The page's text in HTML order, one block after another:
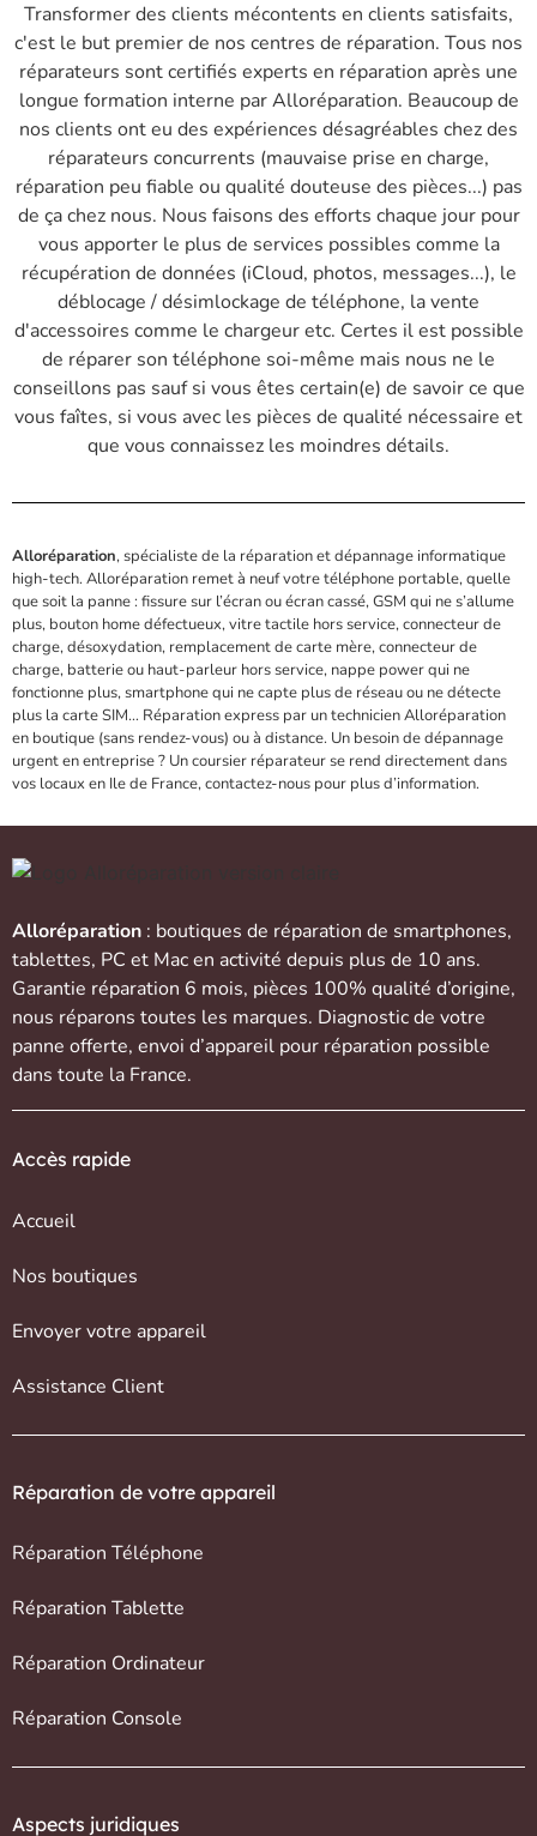
Transformer des clients mécontents en clients satisfaits,
c'est le but premier de nos centres de réparation. Tous nos
réparateurs sont certifiés experts en réparation après une
longue formation interne par Alloréparation. Beaucoup de
nos clients ont eu des expériences désagréables chez des
réparateurs concurrents (mauvaise prise en charge,
réparation peu fiable ou qualité douteuse des pièces...) pas
de ça chez nous. Nous faisons des efforts chaque jour pour
vous apporter le plus de services possibles comme la
récupération de données (iCloud, photos, messages...), le
déblocage / désimlockage de téléphone, la vente
d'accessoires comme le chargeur etc. Certes il est possible
de réparer son téléphone soi-même mais nous ne le
conseillons pas sauf si vous êtes certain(e) de savoir ce que
vous faîtes, si vous avec les pièces de qualité nécessaire et
que vous connaissez les moindres détails.
Alloréparation, spécialiste de la réparation et dépannage informatique
high-tech. Alloréparation remet à neuf votre téléphone portable, quelle
que soit la panne : fissure sur l’écran ou écran cassé, GSM qui ne s’allume
plus, bouton home défectueux, vitre tactile hors service, connecteur de
charge, désoxydation, remplacement de carte mère, connecteur de
charge, batterie ou haut-parleur hors service, nappe power qui ne
fonctionne plus, smartphone qui ne capte plus de réseau ou ne détecte
plus la carte SIM… Réparation express par un technicien Alloréparation
en boutique (sans rendez-vous) ou à distance. Un besoin de dépannage
urgenten entreprise? Un coursier réparateur se rend directement dans
vos locaux en Ile de France, contactez-nous pour plus d’information.
Alloréparation : boutiques de réparation de smartphones,
tablettes, PC et Macen activité depuis plus de 10 ans.
Garantie réparation 6 mois, pièces 100% qualité d’origine,
nous réparons toutes les marques. Diagnostic de votre
panne offerte, envoi d’appareil pour réparation possible
dans toute la France.
Accès rapide
Accueil
Nos boutiques
Envoyer votre appareil
Assistance Client
Réparation de votre appareil
Réparation Téléphone
Réparation Tablette
Réparation Ordinateur
Réparation Console
Aspects juridiques